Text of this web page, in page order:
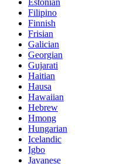
Estonian
Filipino
Finnish
Frisian
Galician
Georgian
Gujarati
Haitian
Hausa
Hawaiian
Hebrew
Hmong
Hungarian
Icelandic
Igbo
Javanese